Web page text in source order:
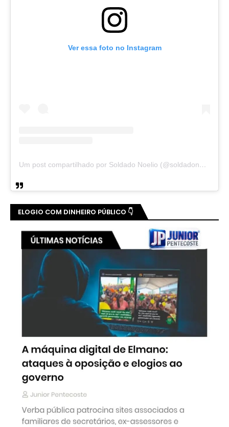
Ver essa foto no Instagram
Um post compartilhado por Soldado Noelio (@soldadonoelio)
ELOGIO COM DINHEIRO PÚBLICO 👇